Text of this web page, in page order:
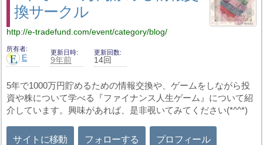
換サークル
http://e-tradefund.com/event/category/blog/
所有者
E
更新日時
9年前
更新回数
14回
5年で1000万円貯めるための情報交換や、ゲームをしながら投
資や株について学べる『ファイナンス人生ゲーム』について紹
介しています。興味があれば、是非覗いてみてください(*^^*)
サイトに移動 フォローする プロフィール